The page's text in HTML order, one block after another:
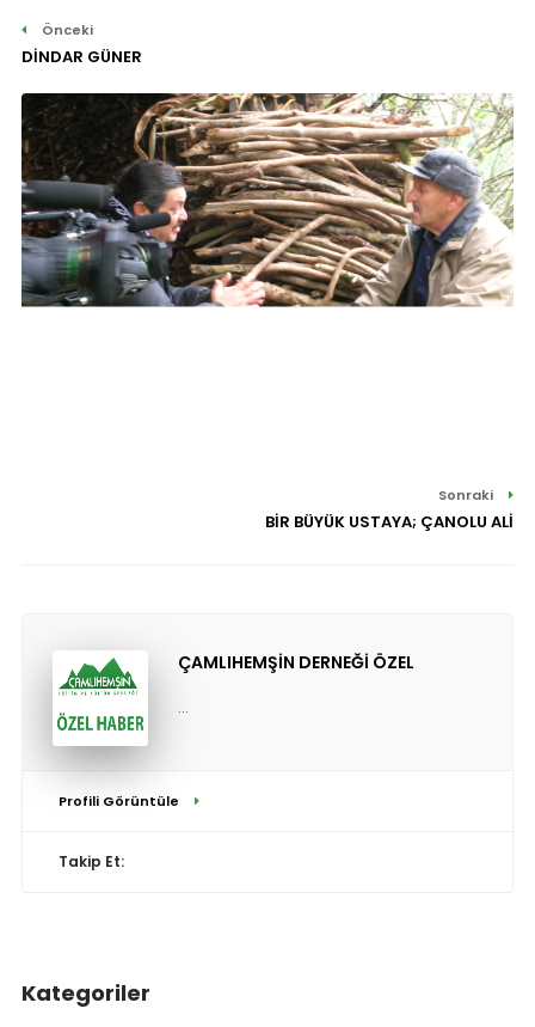
Önceki
DİNDAR GÜNER
Sonraki
BİR BÜYÜK USTAYA; ÇANOLU ALİ
ÇAMLIHEMŞİN DERNEĞİ ÖZEL
...
Profili Görüntüle
Takip Et:
Kategoriler